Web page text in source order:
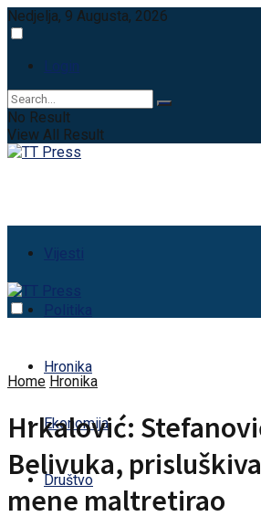
Nedjelja, 9 Augusta, 2026
Login
No Result
View All Result
Vijesti
Politika
Hronika
Ekonomija
Društvo
Home Hronika
Hrkalović:
Belivuka,
mene maltretirao